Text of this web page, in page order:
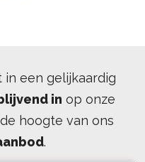
een gelijkaardig
in op onze
hoogte van ons
.